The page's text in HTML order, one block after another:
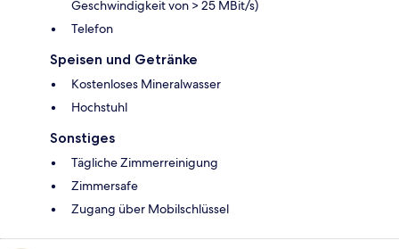
Geschwindigkeit von > 25 MBit/s)
Telefon
Speisen und Getränke
Kostenloses Mineralwasser
Hochstuhl
Sonstiges
Tägliche Zimmerreinigung
Zimmersafe
Zugang über Mobilschlüssel